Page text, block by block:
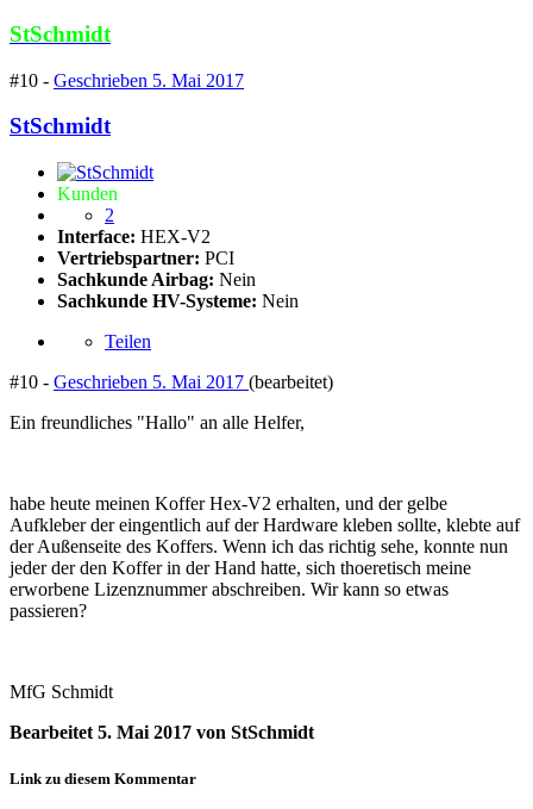
StSchmidt
#10 - Geschrieben 5. Mai 2017
StSchmidt
Kunden
2
Interface: HEX-V2
Vertriebspartner: PCI
Sachkunde Airbag: Nein
Sachkunde HV-Systeme: Nein
Teilen
#10 - Geschrieben 5. Mai 2017 (bearbeitet)
Ein freundliches "Hallo" an alle Helfer,
habe heute meinen Koffer Hex-V2 erhalten, und der gelbe
Aufkleber der eingentlich auf der Hardware kleben sollte, klebte auf
der Außenseite des Koffers. Wenn ich das richtig sehe, konnte nun
jeder der den Koffer in der Hand hatte, sich thoeretisch meine
erworbene Lizenznummer abschreiben. Wir kann so etwas
passieren?
MfG Schmidt
Bearbeitet 5. Mai 2017 von StSchmidt
Link zu diesem Kommentar